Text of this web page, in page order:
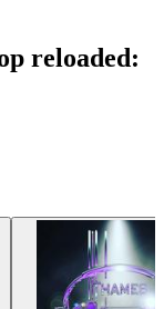
reloaded: